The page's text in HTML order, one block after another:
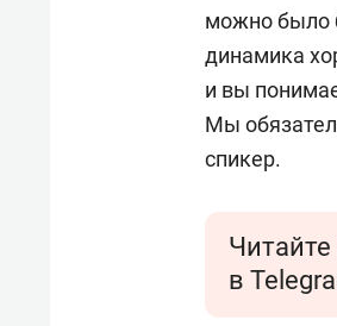
можно было
динамика
и вы
Мы
спикер.
в